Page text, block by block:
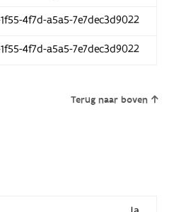
4f7d-a5a5-7e7dec3d9022
4f7d-a5a5-7e7dec3d9022
Terug naar boven